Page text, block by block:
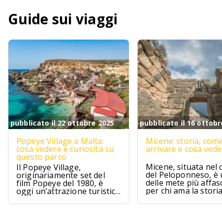
Guide sui viaggi
pubblicato il 22 ottobre 2025
Popeye Village a Malta:
cosa vedere e curiosità su
questo parco
Il Popeye Village,
originariamente set del
film Popeye del 1980, è
oggi un’attrazione turistica
ad Anchor Bay, Malta.
pubblicato il 16
Micene: storia,
arrivare e cosa
Micene, situata nel
del Peloponneso, è
delle mete più
per chi ama la
l’archeologia.